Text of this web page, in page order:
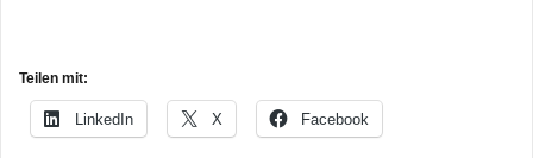
Teilen mit:
LinkedIn X Facebook